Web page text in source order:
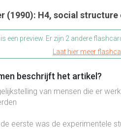
(1990): H4, social
is een preview. Er zijn 2 andere
Laat hier meer
beschrijft het artikel?
van mensen die er
eerste was de experimentele